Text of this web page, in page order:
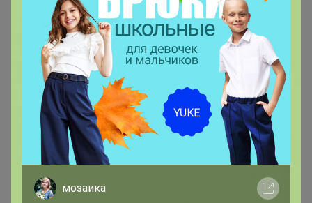
1. Перейти в меню - настройки.
3. Раздел "Экономия трафика".
4. Отключить его.
5. Всё Ок!
Если проблема всё-таки сохранилась,
поучаствуйте в нашем опросеили
напишите нам в личном сообщении!
— "ONE"
мозаика